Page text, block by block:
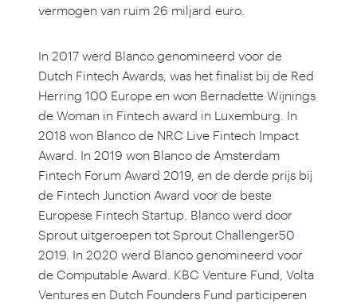
vermogen van ruim 26 miljard euro.
In 2017 werd Blanco genomineerd voor de
Dutch Fintech Awards, was het finalist bij de Red
Herring 100 Europe en won Bernadette Wijnings
de Woman in Fintech award in Luxemburg. In
2018 won Blanco de NRC Live Fintech Impact
Award. In 2019 won Blanco de Amsterdam
Fintech Forum Award 2019 , en de derde prijs bij
de Fintech Junction Award voor de beste
Europese Fintech Startup. Blanco werd door
Sprout uitgeroepen tot Sprout Challenger50
2019 . In 2020 werd Blanco genomineerd voor
de Computable Award. KBC Venture Fund, Volta
Ventures en Dutch Founders Fund participeren